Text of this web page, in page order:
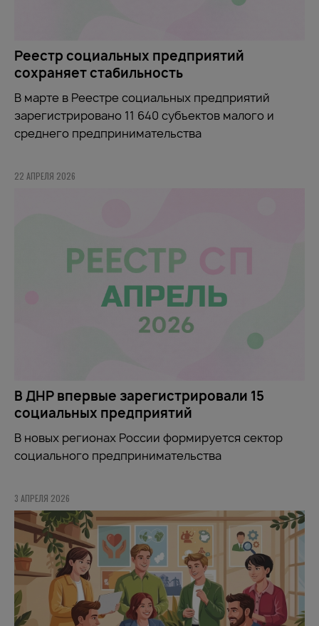
Реестр социальных предприятий
сохраняет стабильность
В марте в Реестре социальных предприятий
зарегистрировано 11 640 субъектов малого и
среднего предпринимательства
22 АПРЕЛЯ 2026
В ДНР впервые зарегистрировали 15
социальных предприятий
В новых регионах России формируется сектор
социального предпринимательства
3 АПРЕЛЯ 2026